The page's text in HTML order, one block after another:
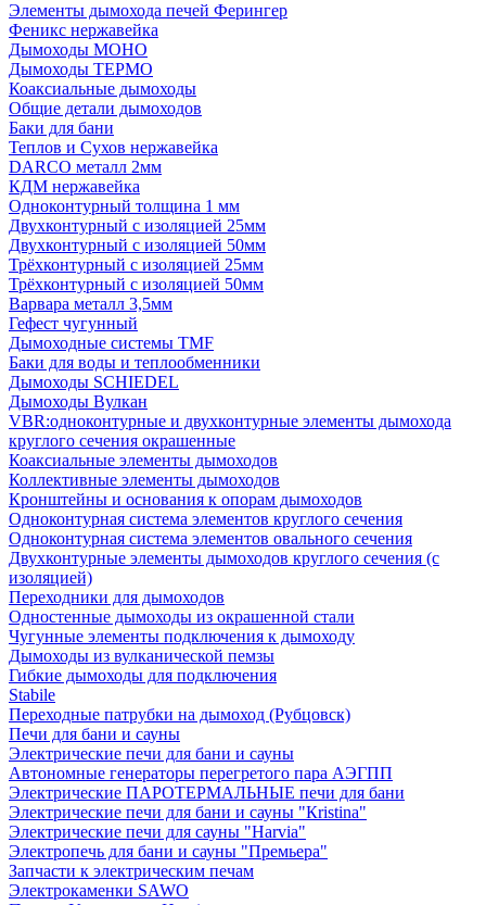
Элементы дымохода печей Ферингер
Феникс нержавейка
Дымоходы МОНО
Дымоходы ТЕРМО
Коаксиальные дымоходы
Общие детали дымоходов
Баки для бани
Теплов и Сухов нержавейка
DARCO металл 2мм
КДМ нержавейка
Одноконтурный толщина 1 мм
Двухконтурный с изоляцией 25мм
Двухконтурный с изоляцией 50мм
Трёхконтурный с изоляцией 25мм
Трёхконтурный с изоляцией 50мм
Варвара металл 3,5мм
Гефест чугунный
Дымоходные системы TMF
Баки для воды и теплообменники
Дымоходы SCHIEDEL
Дымоходы Вулкан
VBR:одноконтурные и двухконтурные элементы дымохода
круглого сечения окрашенные
Коаксиальные элементы дымоходов
Коллективные элементы дымоходов
Кронштейны и основания к опорам дымоходов
Одноконтурная система элементов круглого сечения
Одноконтурная система элементов овального сечения
Двухконтурные элементы дымоходов круглого сечения (с
изоляцией)
Переходники для дымоходов
Одностенные дымоходы из окрашенной стали
Чугунные элементы подключения к дымоходу
Дымоходы из вулканической пемзы
Гибкие дымоходы для подключения
Stabile
Переходные патрубки на дымоход (Рубцовск)
Печи для бани и сауны
Электрические печи для бани и сауны
Автономные генераторы перегретого пара АЭГПП
Электрические ПАРОТЕРМАЛЬНЫЕ печи для бани
Электрические печи для бани и сауны "Кristina"
Электрические печи для сауны "Harvia"
Электропечь для бани и сауны "Премьера"
Запчасти к электрическим печам
Электрокаменки SAWO